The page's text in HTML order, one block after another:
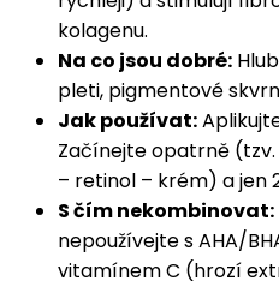
kolagenu.
Na co jsou dobré:
pleti, pigmentové
Jak používat:
Začínejte opatrně
– retinol – krém) a jen
S čím nekombinovat:
nepoužívejte s AHA/
vitamínem C (hrozí